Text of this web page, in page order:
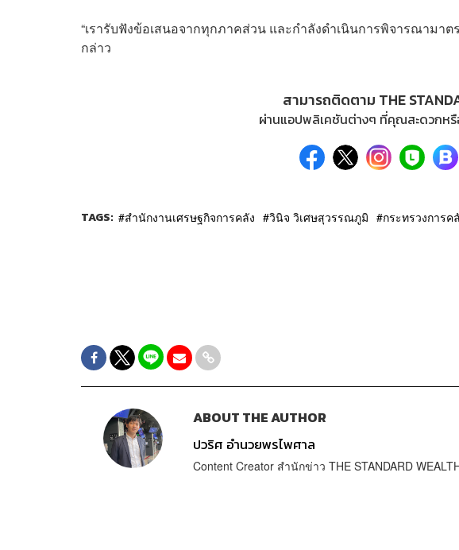
“เรารับฟังข้อเสนอจากทุกภาคส่วน และกำลังดำเนินการพิจารณามา
กล่าว
สามารถติดตาม THE
ผ่านแอปพลิเคชันต่างๆ ที่คุณสะดวกหรื
TAGS: สำนักงานเศรษฐกิจการคลัง วินิจ วิเศษสุวรรณภูมิ กระทรวงการค
ABOUT THE AUTHOR
ปวริศ อำนวยพรไพศาล
Content Creator สำนักข่าว THE STANDARD